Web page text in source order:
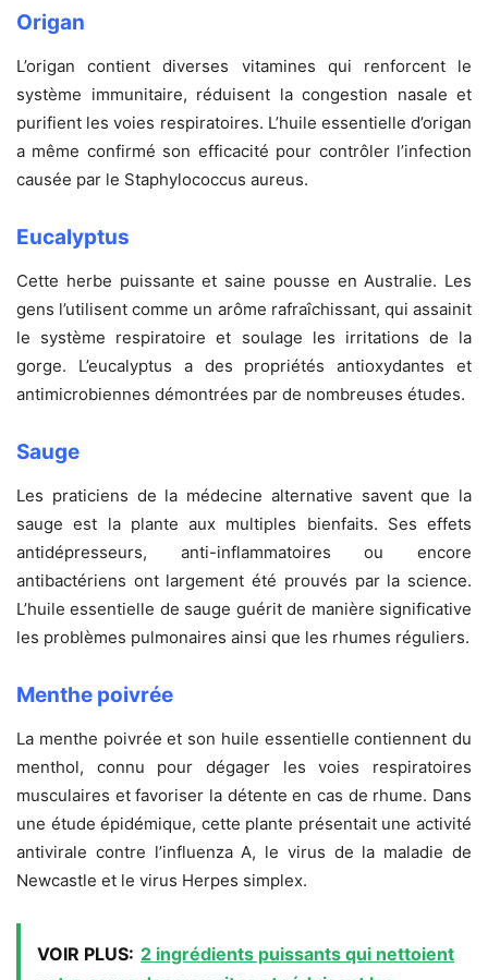
Origan
L’origan contient diverses vitamines qui renforcent le
système immunitaire, réduisent la congestion nasale et
purifient les voies respiratoires. L’huile essentielle d’origan
a même confirmé son efficacité pour contrôler l’infection
causée par le Staphylococcus aureus.
Eucalyptus
Cette herbe puissante et saine pousse en Australie. Les
gens l’utilisent comme un arôme rafraîchissant, qui assainit
le système respiratoire et soulage les irritations de la
gorge. L’eucalyptus a des propriétés antioxydantes et
antimicrobiennes démontrées par de nombreuses études.
Sauge
Les praticiens de la médecine alternative savent que la
sauge est la plante aux multiples bienfaits. Ses effets
antidépresseurs, anti-inflammatoires ou encore
antibactériens ont largement été prouvés par la science.
L’huile essentielle de sauge guérit de manière significative
les problèmes pulmonaires ainsi que les rhumes réguliers.
Menthe poivrée
La menthe poivrée et son huile essentielle contiennent du
menthol, connu pour dégager les voies respiratoires
musculaires et favoriser la détente en cas de rhume. Dans
une étude épidémique, cette plante présentait une activité
antivirale contre l’influenza A, le virus de la maladie de
Newcastle et le virus Herpes simplex.
VOIR PLUS: 2 ingrédients puissants qui nettoient